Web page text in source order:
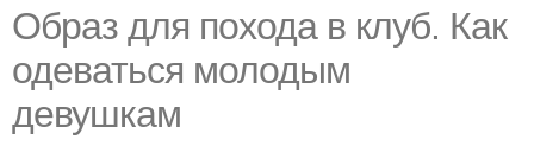
Образ для похода в клуб. Как
одеваться молодым
девушкам